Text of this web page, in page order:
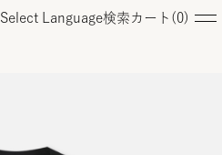
Select Language検索 カート( 0)